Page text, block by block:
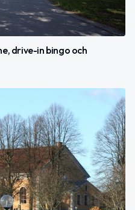
drive-in bingo och